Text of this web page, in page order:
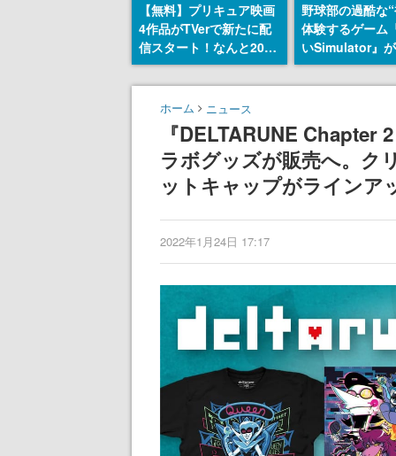
【無料】プリキュア映画
4作品がTVerで新たに配
信スタート！なんと2018
年～2024年の映画ほぼす
べてが見放題に、ぶっち
ゃけありえないラインナ
野球部の過酷な
体験するゲーム
いSimulator』
のウィッシュリ
とにチェコ語に
ェコのプロ野球
称賛の声
ホーム ニュース
『DELTARUNE Chapter
ラボグッズが販売へ。ク
ットキャップがラインア
2022年1月24日 17:17